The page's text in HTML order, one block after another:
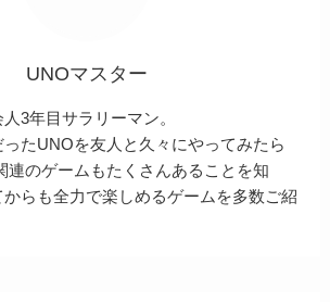
UNOマスター
3年目サラリーマン。
たUNOを友人と久々にやってみたら
連のゲームもたくさんあることを知
からも全力で楽しめるゲームを多数ご紹